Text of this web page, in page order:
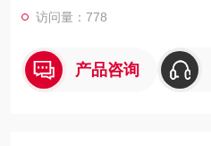
访问量：778
产品咨询